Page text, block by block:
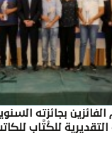
بجائزته